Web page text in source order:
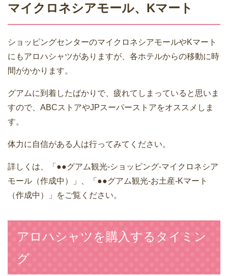
マイクロネシアモール、Kマート
ショッピングセンターのマイクロネシアモールやKマート
にもアロハシャツがありますが、各ホテルからの移動に時
間がかかります。
グアムに到着したばかりで、疲れてしまっていると思いま
すので、ABCストアやJPスーパーストアをオススメしま
す。
体力に自信がある人は行ってみてください。
詳しくは、「●●グアム観光-ショッピング-マイクロネシア
モール（作成中）」、「●●グアム観光-お土産-Kマート
（作成中）」をご覧ください。
アロハシャツを購入するタイミン
グ